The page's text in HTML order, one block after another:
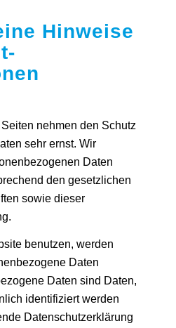
Hinweise
nehmen den Schutz
sehr ernst. Wir
Daten
den gesetzlichen
sowie dieser
benutzen, werden
Daten
Daten sind Daten,
identifiziert werden
Datenschutzerklärung